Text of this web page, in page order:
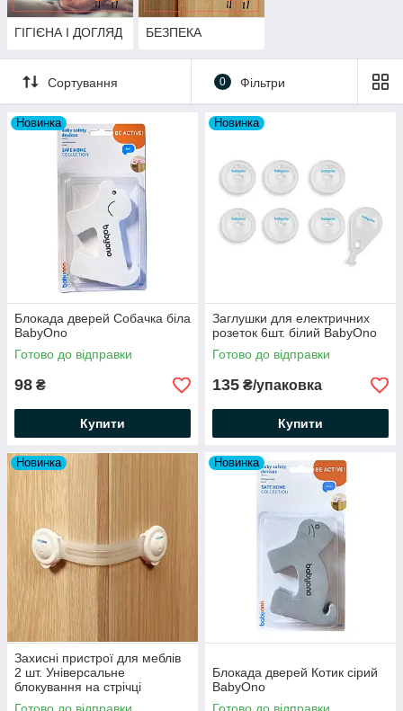
ГІГІЄНА І ДОГЛЯД БЕЗПЕКА
Сортування 0 Фільтри
Новинка
Блокада дверей Собачка біла
BabyOno
Готово до відправки
98 ₴
Купити
Новинка
Заглушки для електричних
розеток 6шт. білий BabyOno
Готово до відправки
135 ₴/упаковка
Купити
Новинка
Захисні пристрої для меблів
2 шт. Універсальне
блокування на стрічці
BabyOno
Новинка
Блокада дверей Котик сірий
BabyOno